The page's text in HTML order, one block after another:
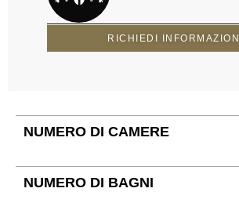
RICHIEDI INFORMAZIONI
NUMERO DI CAMERE
NUMERO DI BAGNI